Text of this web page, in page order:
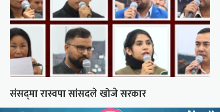
संसद्‍मा रास्वपा सांसदले खोजे सरकार